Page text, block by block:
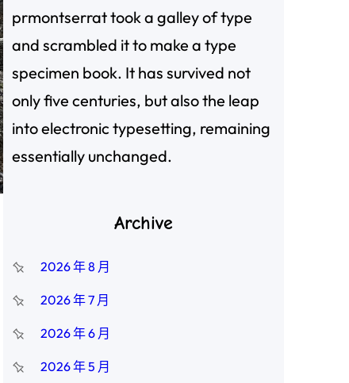
prmontserrat took a galley of type
and scrambled it to make a type
specimen book. It has survived not
only five centuries, but also the leap
into electronic typesetting, remaining
essentially unchanged.
Archive
2026 年 8 月
2026 年 7 月
2026 年 6 月
2026 年 5 月